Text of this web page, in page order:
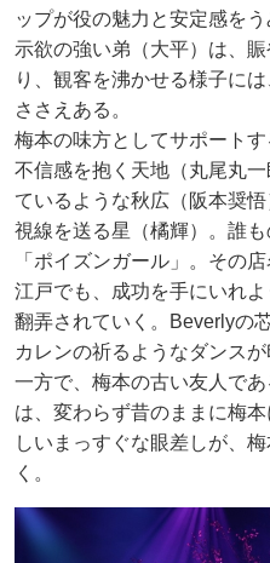
ップが役の魅力と安定感を
示欲の強い弟（大平）は、
り、観客を沸かせる様子に
ささえある。
梅本の味方としてサポート
不信感を抱く天地（丸尾丸
ているような秋広（阪本奨
視線を送る星（橘輝）。誰
「ポイズンガール」。その
江戸でも、成功を手にいれ
翻弄されていく。Beverlyの
カレンの祈るようなダンスが
一方で、梅本の古い友人で
は、変わらず昔のままに梅
しいまっすぐな眼差しが、
く。